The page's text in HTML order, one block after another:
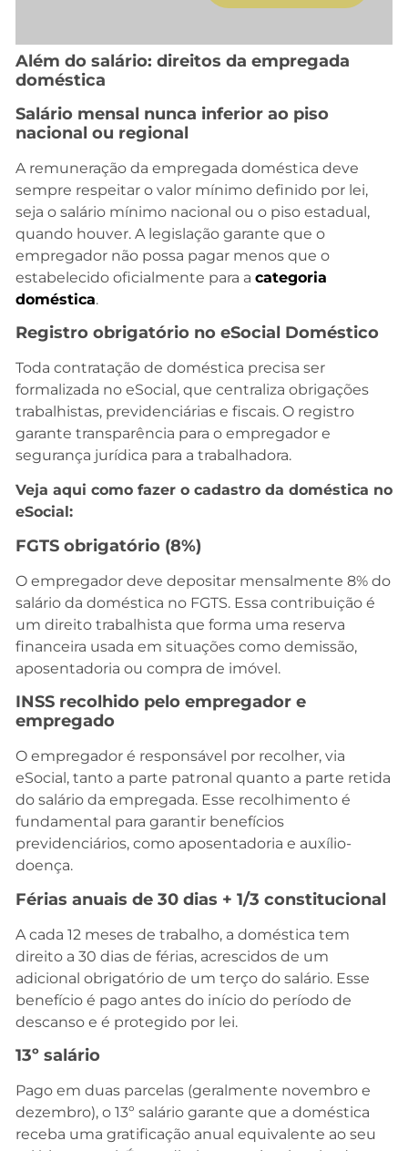
Além do salário: direitos da empregada
doméstica
Salário mensal nunca inferior ao piso
nacional ou regional
A remuneração da empregada doméstica deve
sempre respeitar o valor mínimo definido por lei,
seja o salário mínimo nacional ou o piso estadual,
quando houver. A legislação garante que o
empregador não possa pagar menos que o
estabelecido oficialmente para a categoria
doméstica.
Registro obrigatório no eSocial Doméstico
Toda contratação de doméstica precisa ser
formalizada no eSocial, que centraliza obrigações
trabalhistas, previdenciárias e fiscais. O registro
garante transparência para o empregador e
segurança jurídica para a trabalhadora.
Veja aqui como fazer o cadastro da doméstica no
eSocial:
FGTS obrigatório (8%)
O empregador deve depositar mensalmente 8% do
salário da doméstica no FGTS. Essa contribuição é
um direito trabalhista que forma uma reserva
financeira usada em situações como demissão,
aposentadoria ou compra de imóvel.
INSS recolhido pelo empregador e
empregado
O empregador é responsável por recolher, via
eSocial, tanto a parte patronal quanto a parte retida
do salário da empregada. Esse recolhimento é
fundamental para garantir benefícios
previdenciários, como aposentadoria e auxílio-
doença.
Férias anuais de 30 dias + 1/3 constitucional
A cada 12 meses de trabalho, a doméstica tem
direito a 30 dias de férias, acrescidos de um
adicional obrigatório de um terço do salário. Esse
benefício é pago antes do início do período de
descanso e é protegido por lei.
13º salário
Pago em duas parcelas (geralmente novembro e
dezembro), o 13º salário garante que a doméstica
receba uma gratificação anual equivalente ao seu